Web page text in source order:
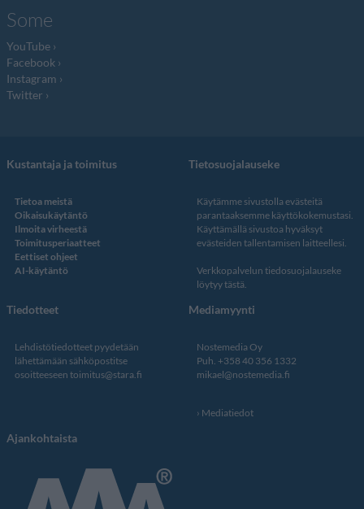
Some
YouTube
Facebook
Instagram
Twitter
Kustantaja ja toimitus
Tietoa meistä
Oikaisukäytäntö
Ilmoita virheestä
Toimitusperiaatteet
Eettiset ohjeet
AI-käytäntö
Tietosuojalauseke
Käytämme sivustolla evästeitä
parantaaksemme käyttökokemustasi.
Käyttämällä sivustoa hyväksyt
evästeiden tallentamisen laitteellesi.
Verkkopalvelun tiedosuojalauseke
löytyy tästä
Tiedotteet
Lehdistötiedotteet pyydetään
lähettämään sähköpostitse
osoitteeseen toimitus@stara.fi
Mediamyynti
Nostemedia Oy
Puh. +358 40 356 1332
mikael@nostemedia.fi
Mediatiedot
Ajankohtaista